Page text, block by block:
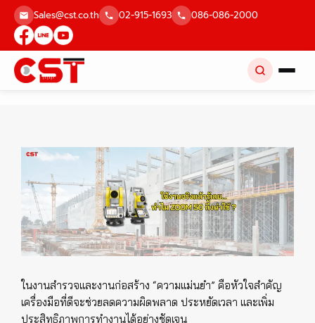
Skip
content
Sales@cst.co.th 02-915-1693 086-086-2000
ในงานสำรวจและงานก่อสร้าง “ความแม่นยำ” คือหัวใจสำคัญ
เครื่องมือที่ดีจะช่วยลดความผิดพลาด ประหยัดเวลา และเพิ่ม
ประสิทธิภาพการทำงานได้อย่างชัดเจน